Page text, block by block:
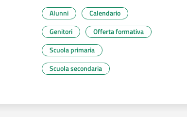
Alunni
Calendario
Genitori
Offerta formativa
Scuola primaria
Scuola secondaria